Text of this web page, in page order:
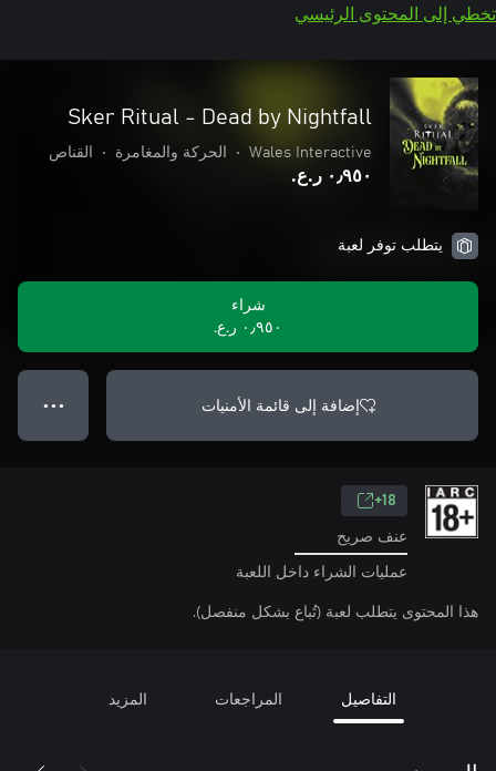
تخطي إلى المحتوى الرئيسي
Sker Ritual - Dead by Nightfall
Wales Interactive
• الحركة والمغامرة • القناص
٠٫٩٥٠ ر.ع.‏
يتطلب توفر لعبة
شراء
٠٫٩٥٠ ر.ع.‏
إضافة إلى قائمة الأمنيات ● ● ●
18+
عنف صريح
عمليات الشراء داخل اللعبة
هذا المحتوى يتطلب لعبة (تُباع بشكل منفصل).
التفاصيل المراجعات المزيد